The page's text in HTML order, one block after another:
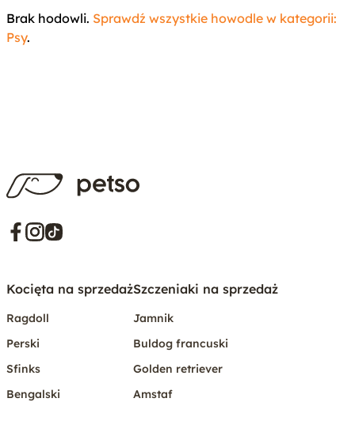
Brak hodowli. Sprawdź wszystkie howodle w kategorii:
Psy.
Kocięta na sprzedaż
Ragdoll
Perski
Sfinks
Bengalski
Szczeniaki na sprzedaż
Jamnik
Buldog francuski
Golden retriever
Amstaf